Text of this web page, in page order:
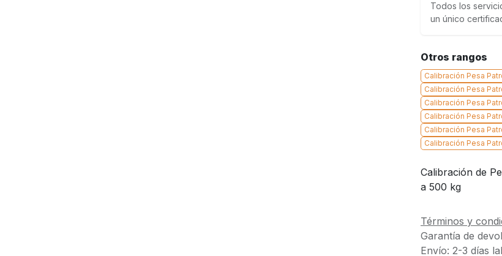
Todos los
un único
Otros rangos
Calibración Pesa
Calibración Pesa
Calibración Pesa
Calibración Pesa
Calibración Pesa
Calibración Pesa
Calibración de
a 500 kg
Términos y
Garantía de
Envío: 2-3 días